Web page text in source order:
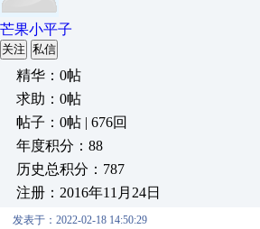
芒果小平子
关注 私信
精华：0帖
求助：0帖
帖子：0帖 | 676回
年度积分：88
历史总积分：787
注册：2016年11月24日
发表于：2022-02-18 14:50:29